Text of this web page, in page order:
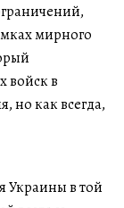
мирного
войск в
но как всегда,
Украины в той